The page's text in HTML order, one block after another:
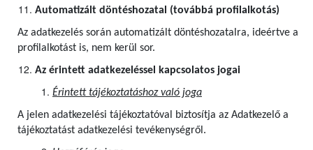
Automatizált döntéshozatal (továbbá profilalkotás)
Az adatkezelés során automatizált döntéshozatalra, ideértve a
profilalkotást is, nem kerül sor.
Az érintett adatkezeléssel kapcsolatos jogai
Érintett tájékoztatáshoz való joga
A jelen adatkezelési tájékoztatóval biztosítja az Adatkezelő a
tájékoztatást adatkezelési tevékenységről.